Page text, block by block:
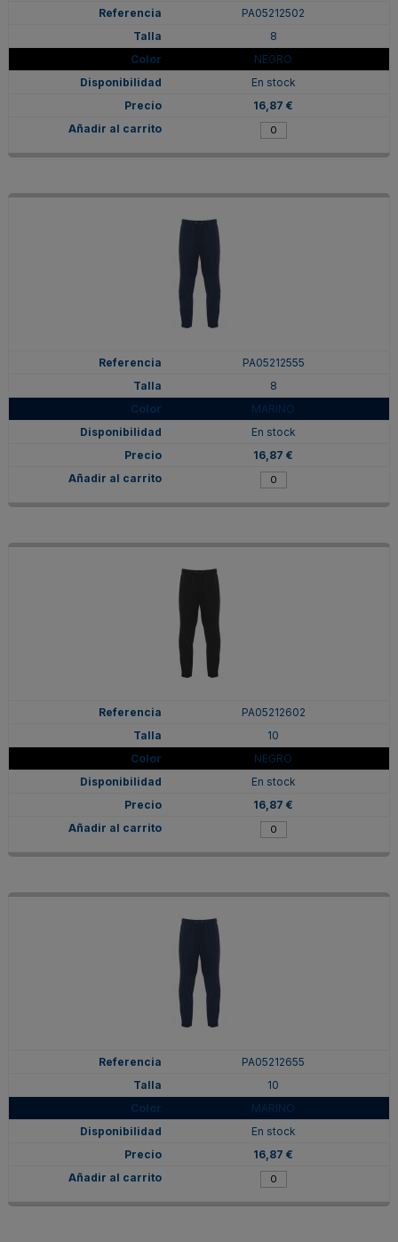
PA05212502
8
NEGRO
En stock
16,87 €
PA05212555
8
MARINO
En stock
16,87 €
PA05212602
10
NEGRO
En stock
16,87 €
PA05212655
10
MARINO
En stock
16,87 €